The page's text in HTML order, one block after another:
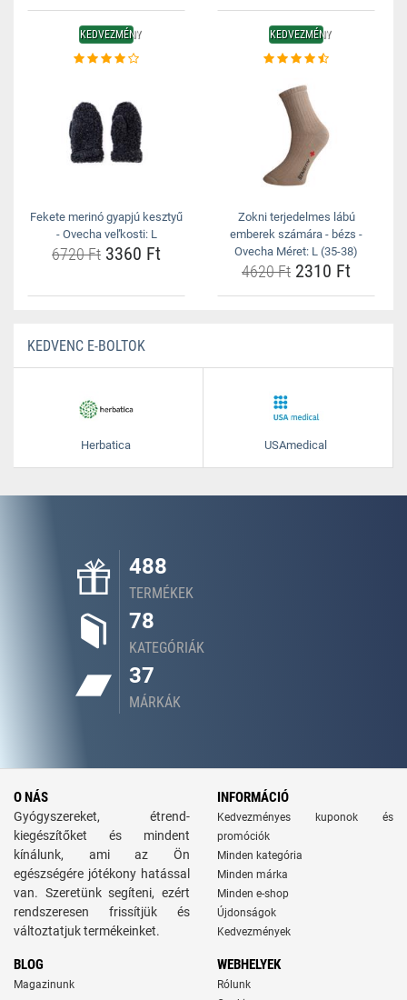
KEDVEZMÉNY
Fekete merinó gyapjú kesztyű
- Ovecha veľkosti: L
6720 Ft 3360 Ft
KEDVEZMÉNY
Zokni terjedelmes lábú
emberek számára - bézs -
Ovecha Méret: L (35-38)
4620 Ft 2310 Ft
KEDVENC E-BOLTOK
Herbatica USAmedical
488
TERMÉKEK
78
KATEGÓRIÁK
37
MÁRKÁK
O NÁS
Gyógyszereket, étrend-
kiegészítőket és mindent
kínálunk, ami az Ön
egészségére jótékony hatással
van. Szeretünk segíteni, ezért
rendszeresen frissítjük és
változtatjuk termékeinket.
INFORMÁCIÓ
Kedvezményes kuponok és
promóciók
Minden kategória
Minden márka
Minden e-shop
Újdonságok
Kedvezmények
BLOG
Magazinunk
WEBHELYEK
Rólunk